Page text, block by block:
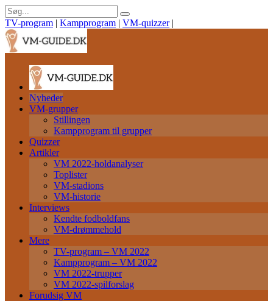
TV-program | Kampprogram | VM-quizzer |
Nyheder
VM-grupper
Stillingen
Kampprogram til grupper
Quizzer
Artikler
VM 2022-holdanalyser
Toplister
VM-stadions
VM-historie
Interviews
Kendte fodboldfans
VM-drømmehold
Mere
TV-program – VM 2022
Kampprogram – VM 2022
VM 2022-trupper
VM 2022-spilforslag
Forudsig VM